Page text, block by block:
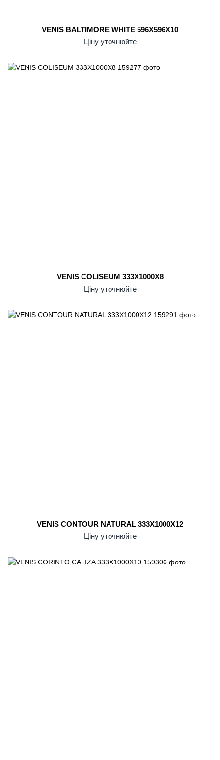
VENIS BALTIMORE WHITE 596X596X10
Ціну уточнюйте
VENIS COLISEUM 333X1000X8
Ціну уточнюйте
VENIS CONTOUR NATURAL 333X1000X12
Ціну уточнюйте